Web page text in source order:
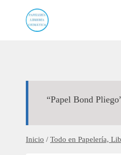
contenido
“Papel Bond
Inicio / Todo en Papelería,